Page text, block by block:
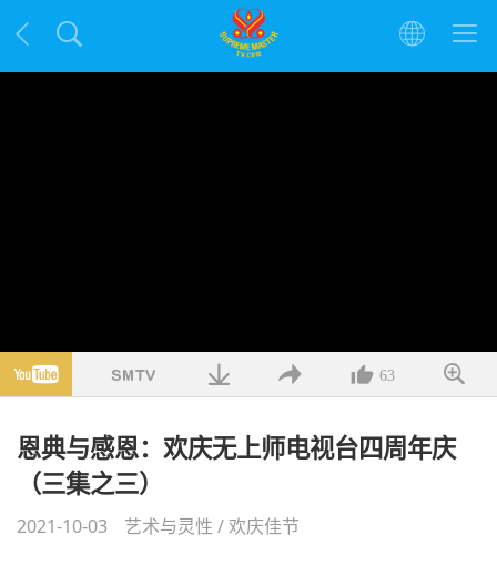
63
恩典与感恩：欢庆无上师电视台四周年庆
（三集之三）
2021-10-03 艺术与灵性 /欢庆佳节